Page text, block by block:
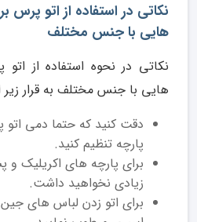
نکاتی در استفاده از اتو پرس
هایی با جنس مختلف
نکاتی در نحوه استفاده از
هایی با جنس مختلف به قرار
دقت کنید که حتما دمی اتو
پارچه تنظیم کنید.
برای پارچه های اکریلیک و
زیادی نخواهید داشت.
برای اتو زدن لباس های جین